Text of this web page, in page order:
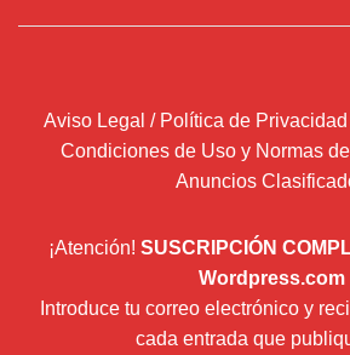
Aviso Legal / Política de
Condiciones de Uso y Normas
Anuncios
¡Atención! SUSCRIPCIÓN
Wordpress.com
Introduce tu correo electrónico y
cada entrada que